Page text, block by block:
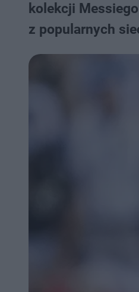
kolekcji
z popularnych